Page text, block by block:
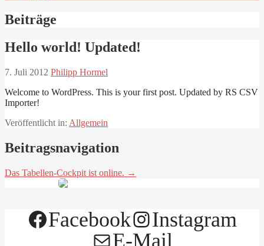
Beiträge
Hello world! Updated!
7. Juli 2012 Philipp Hormel
Welcome to WordPress. This is your first post. Updated by RS CSV
Importer!
Veröffentlicht in: Allgemein
Beitragsnavigation
Das Tabellen-Cockpit ist online. →
Facebook
Instagram
E-Mail